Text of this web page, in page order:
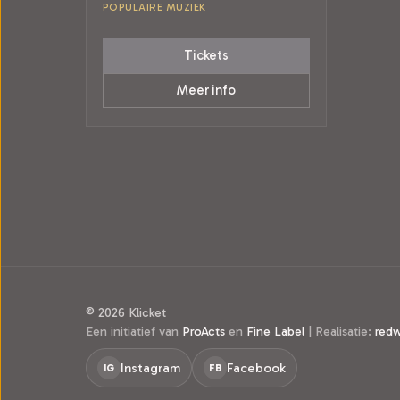
POPULAIRE MUZIEK
Tickets
Meer info
© 2026 Klicket
Een initiatief van ProActs en Fine Label | Realisatie:
IG Instagram FB Facebook